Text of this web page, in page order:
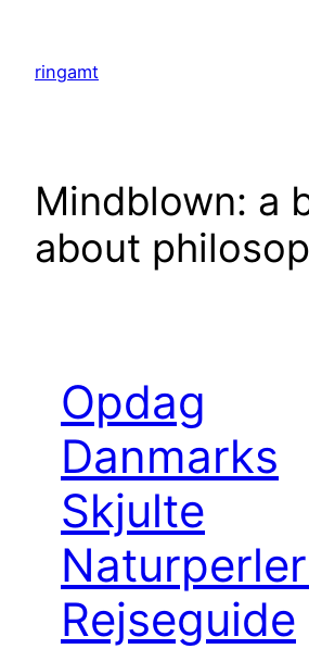
content
ringamt
Mindblown: a
about
Opdag
Danmarks
Skjulte
Rejseguide